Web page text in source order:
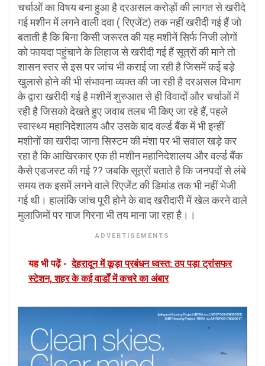
चर्चाओं का विषय बना हुआ है दरअसल करोड़ों की लागत से खरीदे
गई मशीन में लगने वाली दवा ( रिएजेंट) तक नहीं खरीदी गई हैं जो
बताती है कि बिना किसी जरूरत की यह मशीनें सिर्फ निजी लोगों
को फायदा पहुंचाने के लिहाज से खरीदी गई हैं सूत्रों की माने तो
शासन स्तर से इस पर जांच भी कराई जा रही है जिसमें कई बड़े
खुलासे होने की भी संभावना व्यक्त की जा रही है दरअसल विभाग
के द्वारा खरीदी गई है मशीनें शुरुआत से ही विवादों और चर्चाओं में
रही है जिसको देखते हुए जवाब तलब भी किए जा रहे हैं, पहले
स्वास्थ्य महानिदेशालय और उसके बाद वर्ल्ड बैंक में भी इन्हीं
मशीनों का खरीदा जाना सिस्टम की मंशा पर भी सवाल खड़े कर
रहा है कि आखिरकार एक ही मशीन महानिदेशालय और वर्ल्ड बैंक
कैसे एडजस्ट की गई ?? जबकि सूत्रों बताते है कि जनपदों से लंबे
समय तक इसमें लगने वाले रिएजेंट की डिमांड तक भी नहीं भेजी
गई थी। हालांकि जांच पूरी होने के बाद खरीदारी में खेल करने वाले
मुलाजिमों पर गाज गिरना भी तय माना जा रहा है।।
ADVERTISEMENTS
यह भी पढ़ें - देहरादून में कूड़ा प्रबंधन ध्वस्त: ठप पड़ा ट्रांसफर
स्टेशन, शहर के कई वार्डों में कचरे का अंबार